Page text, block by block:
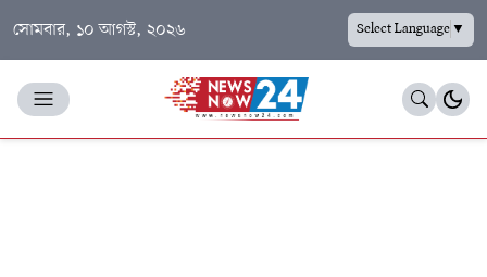
সোমবার, ১০ আগস্ট, ২০২৬ Select Language▼